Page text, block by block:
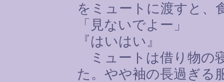
をミュートに渡すと、
「見ないでよー」
『はいはい』
ミュートは借り物の
た。やや袖の長過ぎる